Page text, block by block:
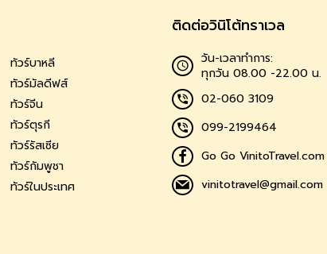
ทัวร์บาหลี
ทัวร์มัลดีฟส์
ทัวร์จีน
ทัวร์ตุรกี
ทัวร์รัสเซีย
ทัวร์กัมพูชา
ทัวร์ในประเทศ
ติดต่อวินิโต้ทราเวล
วัน-เวลาทำการ:
ทุกวัน 08.00 -22.00 น.
02-060 3109
099-2199464
Go Go VinitoTravel.com
vinitotravel@gmail.com